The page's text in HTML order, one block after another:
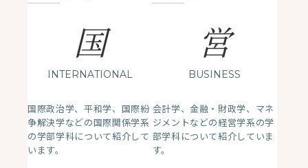
国
INTERNATIONAL
国際政治学、平和学、国際紛
争解決学などの国際関係学系
の学部学科について紹介して
います。
営
BUSINESS
会計学、金融・財政学、マネ
ジメントなどの経営学系の学
部学科について紹介していま
す。